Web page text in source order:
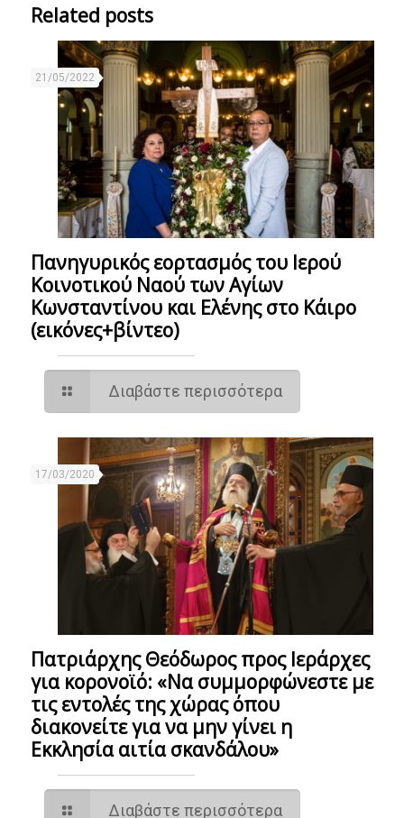
Related posts
21/05/2022
Πανηγυρικός εορτασμός του Ιερού
Κοινοτικού Ναού των Αγίων
Κωνσταντίνου και Ελένης στο Κάιρο
(εικόνες+βίντεο)
Διαβάστε περισσότερα
17/03/2020
Πατριάρχης Θεόδωρος προς Ιεράρχες
για κορονοϊό: «Να συμμορφώνεστε με
τις εντολές της χώρας όπου
διακονείτε για να μην γίνει η
Εκκλησία αιτία σκανδάλου»
Διαβάστε περισσότερα